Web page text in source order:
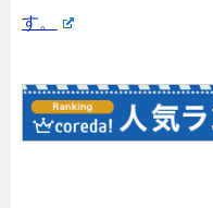
す。